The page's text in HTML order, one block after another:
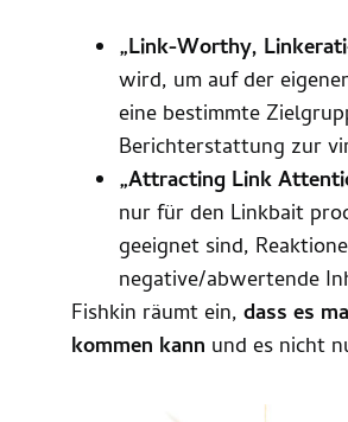
„Link-Worthy,
wird, um auf der
eine bestimmte
Berichterstattung zur
„Attracting Link
nur für den Linkbait
geeignet sind,
negative/abwertende
Fishkin räumt ein, dass es
kommen kann und es nicht